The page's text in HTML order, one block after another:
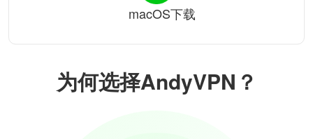
为何选择AndyVPN？
macOS下载